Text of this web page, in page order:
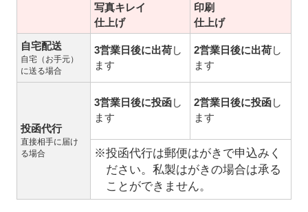
写真キレイ
仕上げ
印刷
仕上げ
自宅配送
自宅（お手元）
に送る場合
3営業日後に出荷し
ます
2営業日後に出荷し
ます
投函代行
直接相手に届け
る場合
3営業日後に投函し
ます
2営業日後に投函し
ます
※投函代行は郵便はがきで申込みく
ださい。私製はがきの場合は承る
ことができません。